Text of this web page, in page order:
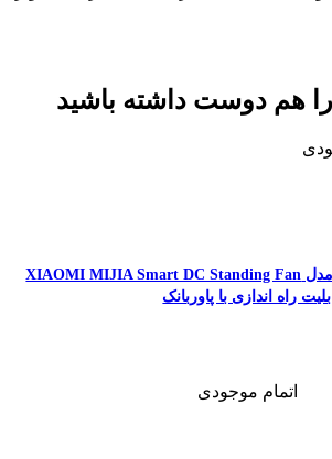
هم دوست داشته باشید
پنکه ایستاده شیائومی مدل XIAOMI MIJIA Smart DC Standing Fan
اتمام موجودی